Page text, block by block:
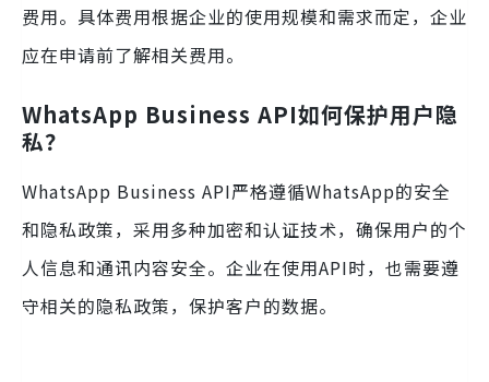
费用。具体费用根据企业的使用规模和需求而定，企业
应在申请前了解相关费用。
WhatsApp Business API如何保护用户隐
私？
WhatsApp Business API严格遵循WhatsApp的安全
和隐私政策，采用多种加密和认证技术，确保用户的个
人信息和通讯内容安全。企业在使用API时，也需要遵
守相关的隐私政策，保护客户的数据。